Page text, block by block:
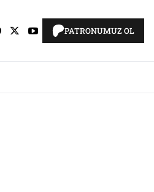
PATRONUMUZ OL